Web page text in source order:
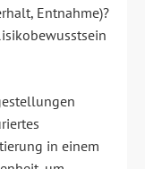
Entnahme)?
in einem